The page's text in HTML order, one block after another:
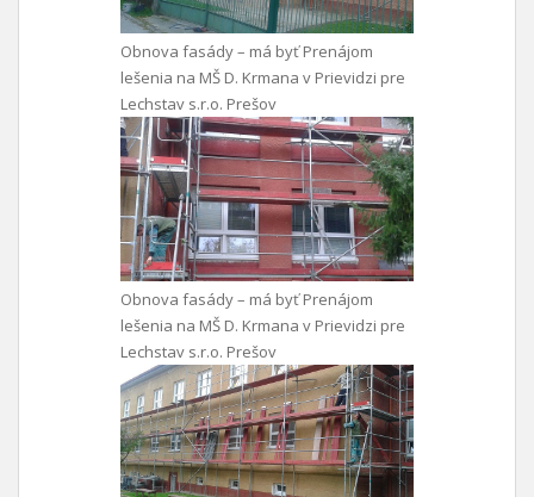
Obnova fasády – má byť Prenájom
lešenia na MŠ D. Krmana v Prievidzi pre
Lechstav s.r.o. Prešov
Obnova fasády – má byť Prenájom
lešenia na MŠ D. Krmana v Prievidzi pre
Lechstav s.r.o. Prešov